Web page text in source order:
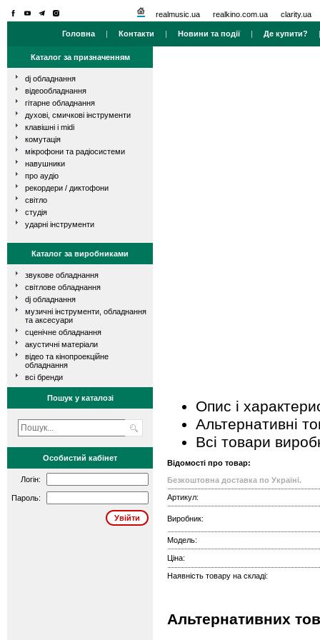
realmusic.ua realkino.com.ua clarity.ua
Головна | Контакти | Новини та події| Де купити?
Каталог за призначенням
dj обладнання
відеообладнання
гітарне обладнання
духові, смичкові інструменти
клавішні і midi
комутація
мікрофони та радіосистеми
навушники
про аудіо
рекордери / диктофони
світло
студія
ударні інструменти
Каталог за виробниками
звукове обладнання
світлове обладнання
dj обладнання
музичні інструменти, обладнання
та аксесуари
сценічне обладнання
акустичні матеріали
відео та кінопроекційне
обладнання
всі бренди
Пошук у каталозі
Особистий кабінет
Логін:
Пароль:
Опис і
Альтернативні
Всі товари
Відомості про товар:
Безкоштовна доставка по Україні.
Артикул:
Виробник:
Модель:
Ціна:
Наявність товару на складі:
Альтернативних